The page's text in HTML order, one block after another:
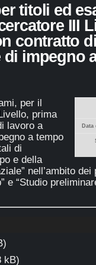
titoli ed
III
contratto
impegno
per il
prima
lavoro a
a tempo
di
e della
nell’ambito
e “Studio
kB)